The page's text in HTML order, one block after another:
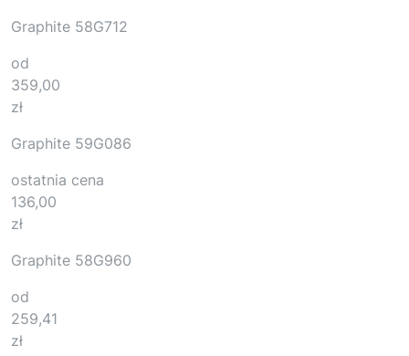
Graphite 58G712
od
359,00
zł
Graphite 59G086
ostatnia cena
136,00
zł
Graphite 58G960
od
259,41
zł